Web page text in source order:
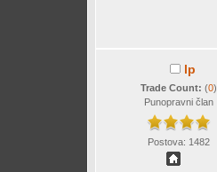
lp
Trade Count: (0)
Punopravni član
Postova: 1482